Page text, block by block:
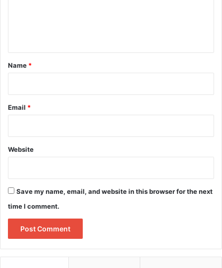
*
Name *
Email *
Website
Save my name, email, and website in this browser for the next
time I comment.